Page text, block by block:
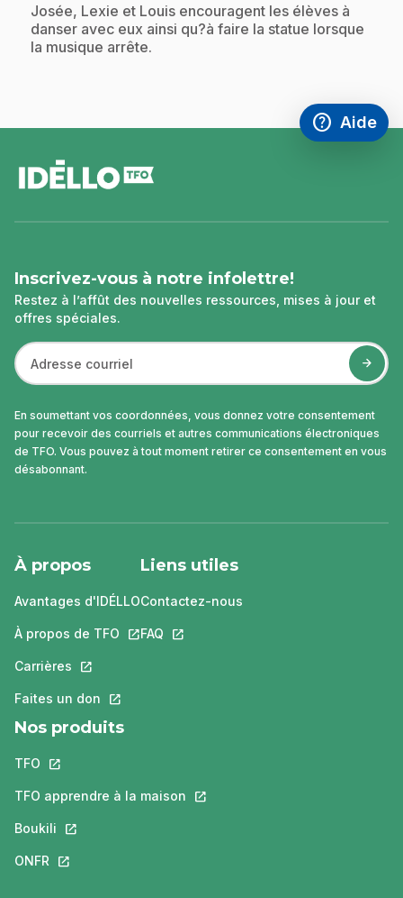
.Josée, Lexie et Louis encouragent les élèves à
danser avec eux ainsi qu?à faire la statue lorsque
la musique arrête.
help
Accéder à
Aide
,Ce lien
de
page
Inscrivez-vous à notre infolettre!
Restez à l’affût des nouvelles ressources, mises à jour et
offres spéciales.
En soumettant vos coordonnées, vous donnez votre consentement
pour recevoir des courriels et autres communications électroniques
de TFO. Vous pouvez à tout moment retirer ce consentement en vous
désabonnant.
À propos
Avantages d'IDÉLLO
À propos de TFO Ce lien s'ouvrira dans un nouvel onglet.
Carrières Ce lien s'ouvrira dans un nouvel onglet.
Faites un don Ce lien s'ouvrira dans un nouvel onglet.
Liens utiles
Contactez-nous
FAQ Ce lien s'ouvrira dans un nouvel
Nos produits
TFO Ce lien s'ouvrira dans un nouvel onglet.
TFO apprendre à la maison Ce lien s'ouvrira dans un nouvel
Boukili Ce lien s'ouvrira dans un nouvel onglet.
ONFR Ce lien s'ouvrira dans un nouvel onglet.